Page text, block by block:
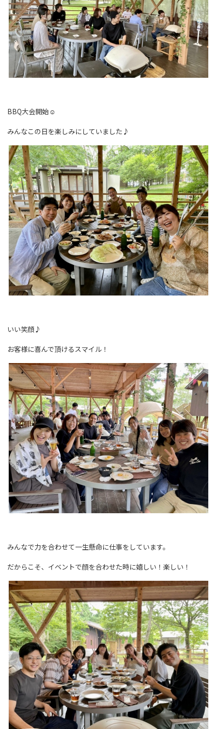
BBQ大会開始☺
みんなこの日を楽しみにしていました♪
いい笑顔♪
お客様に喜んで頂けるスマイル！
みんなで力を合わせて一生懸命に仕事をしています。
だからこそ、イベントで顔を合わせた時に嬉しい！楽しい！